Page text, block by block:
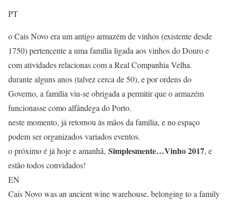
PT
o Cais Novo era um antigo armazém de vinhos (existente desde
1750) pertencente a uma família ligada aos vinhos do Douro e
com atividades relacionas com a Real Companhia Velha.
durante alguns anos (talvez cerca de 50), e por ordens do
Governo, a família viu-se obrigada a permitir que o armazém
funcionasse como alfândega do Porto.
neste momento, já retornou às mãos da família, e no espaço
podem ser organizados variados eventos.
o próximo é já hoje e amanhã, Simplesmente…Vinho 2017, e
estão todos convidados!
EN
Cais Novo was an ancient wine warehouse, belonging to a family